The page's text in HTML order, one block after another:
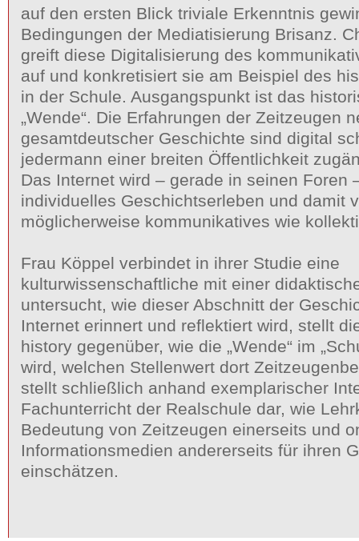
auf den ersten Blick triviale Erkenntnis
Bedingungen der Mediatisierung Brisanz.
greift diese Digitalisierung des
auf und konkretisiert sie am Beispiel des
in der Schule. Ausgangspunkt ist das
„Wende“. Die Erfahrungen der Zeitzeugen
gesamtdeutscher Geschichte sind digital
jedermann einer breiten Öffentlichkeit
Das Internet wird – gerade in seinen Foren
individuelles Geschichtserleben und damit
möglicherweise kommunikatives wie
Frau Köppel verbindet in ihrer Studie eine
kulturwissenschaftliche mit einer
untersucht, wie dieser Abschnitt der
Internet erinnert und reflektiert wird, stellt
history gegenüber, wie die „Wende“ im
wird, welchen Stellenwert dort
stellt schließlich anhand exemplarischer
Fachunterricht der Realschule dar, wie
Bedeutung von Zeitzeugen einerseits und
Informationsmedien andererseits für ihren
einschätzen.